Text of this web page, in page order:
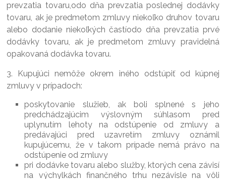
prevzatia tovaru,odo dňa prevzatia poslednej dodávky
tovaru, ak je predmetom zmluvy niekoľko druhov tovaru
alebo dodanie niekoľkých častíodo dňa prevzatia prvé
dodávky tovaru, ak je predmetom zmluvy pravidelná
opakovaná dodávka tovaru.
3. Kupujúci nemôže okrem iného odstúpiť od kúpnej
zmluvy v prípadoch:
poskytovanie služieb, ak boli splnené s jeho
predchádzajúcim výslovným súhlasom pred
uplynutím lehoty na odstúpenie od zmluvy a
predávajúci pred uzavretím zmluvy oznámil
kupujúcemu, že v takom prípade nemá právo na
odstúpenie od zmluvy
pri dodávke tovaru alebo služby, ktorých cena závisí
na výchylkách finančného trhu nezávisle na vôli